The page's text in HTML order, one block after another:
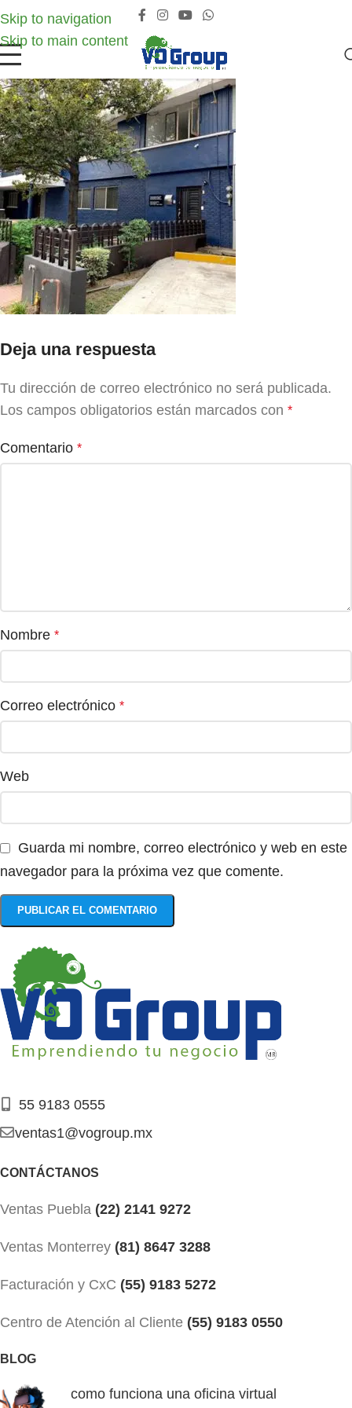
Skip to navigation
Skip to main content
Deja una respuesta
Tu dirección de correo electrónico no será publicada.
Los campos obligatorios están marcados con *
Comentario *
Nombre *
Correo electrónico *
Web
Guarda mi nombre, correo electrónico y web en este
navegador para la próxima vez que comente.
55 9183 0555
ventas1@vogroup.mx
CONTÁCTANOS
Ventas Puebla (22) 2141 9272
Ventas Monterrey (81) 8647 3288
Facturación y CxC (55) 9183 5272
Centro de Atención al Cliente (55) 9183 0550
BLOG
como funciona una oficina virtual